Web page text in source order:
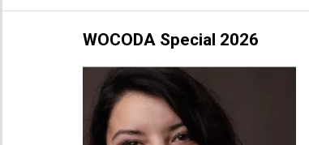
WOCODA Special 2026